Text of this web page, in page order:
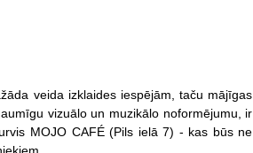
veida izklaides iespējām, taču mājīgas
vizuālo un muzikālo noformējumu, ir
MOJO CAFÉ (Pils ielā 7) - kas būs ne